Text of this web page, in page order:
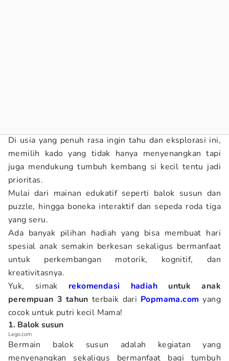
Di usia yang penuh rasa ingin tahu dan eksplorasi ini,
memilih kado yang tidak hanya menyenangkan tapi
juga mendukung tumbuh kembang si kecil tentu jadi
prioritas.
Mulai dari mainan edukatif seperti balok susun dan
puzzle, hingga boneka interaktif dan sepeda roda tiga
yang seru.
Ada banyak pilihan hadiah yang bisa membuat hari
spesial anak semakin berkesan sekaligus bermanfaat
untuk perkembangan motorik, kognitif, dan
kreativitasnya.
Yuk, simak rekomendasi hadiah untuk anak
perempuan 3 tahun terbaik dari Popmama.com yang
cocok untuk putri kecil Mama!
1. Balok susun
Lego.com
Bermain balok susun adalah kegiatan yang
menyenangkan sekaligus bermanfaat bagi tumbuh